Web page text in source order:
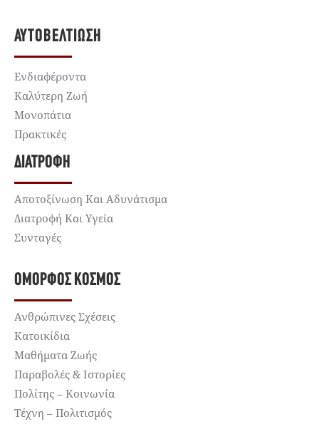
ΑΥΤΟΒΕΛΤΊΩΣΗ
Ενδιαφέροντα
Καλύτερη Ζωή
Μονοπάτια
Πρακτικές
ΔΙΑΤΡΟΦΉ
Αποτοξίνωση Και Αδυνάτισμα
Διατροφή Και Υγεία
Συνταγές
ΌΜΟΡΦΟΣ ΚΌΣΜΟΣ
Ανθρώπινες Σχέσεις
Κατοικίδια
Μαθήματα Ζωής
Παραβολές & Ιστορίες
Πολίτης – Κοινωνία
Τέχνη – Πολιτισμός